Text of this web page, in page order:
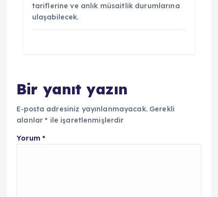
tariflerine ve anlık müsaitlik durumlarına
ulaşabilecek.
Bir yanıt yazın
E-posta adresiniz yayınlanmayacak. Gerekli
alanlar* ile işaretlenmişlerdir
Yorum *